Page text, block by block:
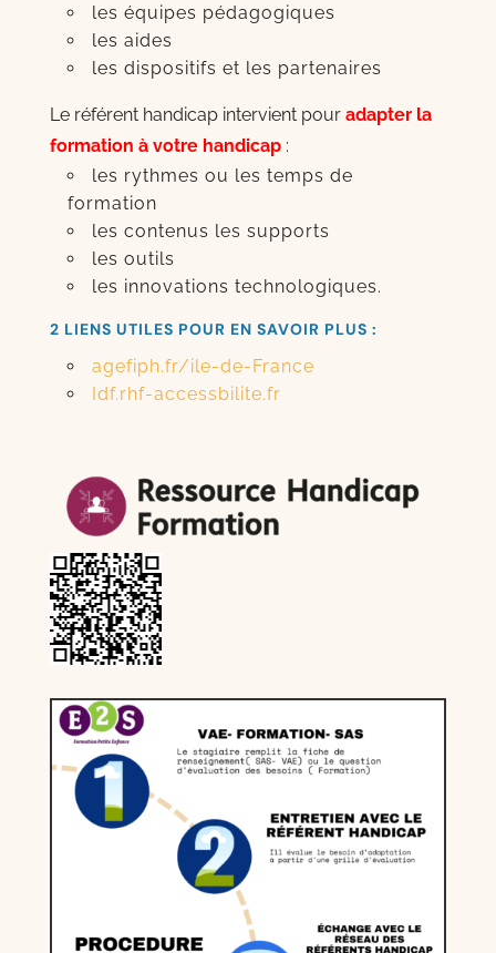
les équipes pédagogiques
les aides
les dispositifs et les partenaires
Le référent handicap intervient pour adapter la
formation à votre handicap:
les rythmes ou les temps de
formation
les contenus les supports
les outils
les innovations technologiques.
2 LIENS UTILES POUR EN SAVOIR PLUS :
agefiph.fr/ile-de-France
Idf.rhf-accessbilite.fr